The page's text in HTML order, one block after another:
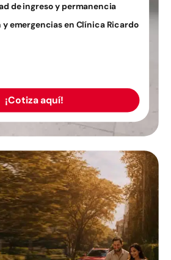
de ingreso y permanencia
emergencias en Clínica Ricardo
¡Cotiza aquí!